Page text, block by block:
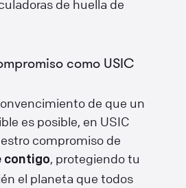
de huella de
como USIC
de que un
es posible, en USIC
compromiso de
contigo, protegiendo tu
el planeta que todos